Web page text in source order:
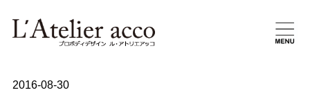
2016-08-30